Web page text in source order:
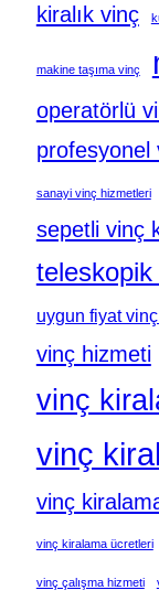
kiralık vinç
makine taşıma vinç
operatörlü
profesyonel
sanayi vinç hizmetleri
sepetli vinç
uygun fiyat
vinç hizmeti
vinç
vinç
vinç
vinç kiralama ücretleri
vinç çalışma hizmeti